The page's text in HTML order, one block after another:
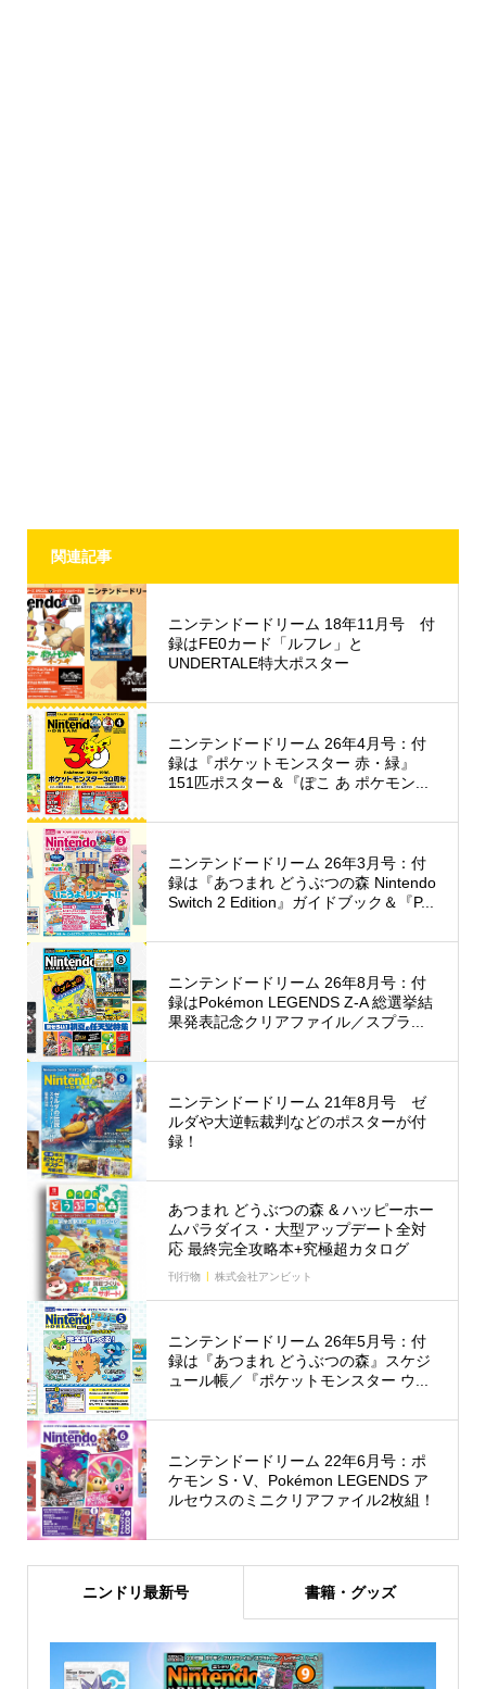
関連記事
ニンテンドードリーム 18年11月号 付
録はFE0カード「ルフレ」と
UNDERTALE特大ポスター
ニンテンドードリーム 26年4月号：付
録は『ポケットモンスター 赤・緑』
151匹ポスター＆『ぽこ あ ポケモン...
ニンテンドードリーム 26年3月号：付
録は『あつまれ どうぶつの森 Nintendo
Switch 2 Edition』ガイドブック＆『P...
ニンテンドードリーム 26年8月号：付
録はPokémon LEGENDS Z-A 総選挙結
果発表記念クリアファイル／スプラ...
ニンテンドードリーム 21年8月号 ゼ
ルダや大逆転裁判などのポスターが付
録！
あつまれ どうぶつの森 & ハッピーホー
ムパラダイス・大型アップデート全対
応 最終完全攻略本+究極超カタログ
刊行物 株式会社アンビット
ニンテンドードリーム 26年5月号：付
録は『あつまれ どうぶつの森』スケジ
ュール帳／『ポケットモンスター ウ...
ニンテンドードリーム 22年6月号：ポ
ケモン S・V、Pokémon LEGENDS ア
ルセウスのミニクリアファイル2枚組！
ニンドリ最新号 書籍・グッズ